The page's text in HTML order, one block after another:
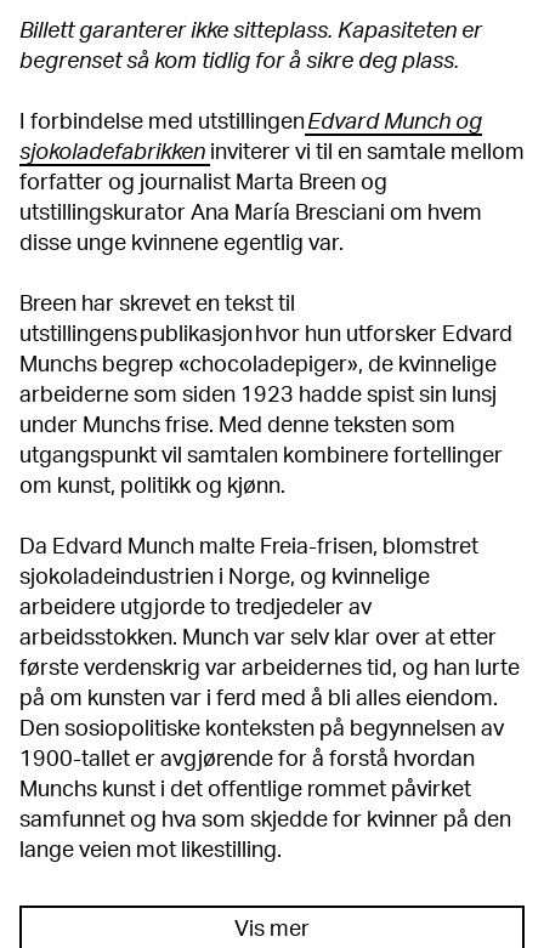
Billett garanterer ikke sitteplass. Kapasiteten er
begrenset så kom tidlig for å sikre deg plass.
I forbindelse med utstillingenEdvard Munch og
sjokoladefabrikken inviterer vi til en samtale mellom
forfatter og journalist Marta Breen og
utstillingskurator Ana María Bresciani om hvem
disse unge kvinnene egentlig var.
Breen har skrevet en tekst til
utstillingens publikasjon hvor hun utforsker Edvard
Munchs begrep «chocoladepiger», de kvinnelige
arbeiderne som siden 1923 hadde spist sin lunsj
under Munchs frise. Med denne teksten som
utgangspunkt vil samtalen kombinere fortellinger
om kunst, politikk og kjønn.
Da Edvard Munch malte Freia-frisen, blomstret
sjokoladeindustrien i Norge, og kvinnelige
arbeidere utgjorde to tredjedeler av
arbeidsstokken. Munch var selv klar over at etter
første verdenskrig var arbeidernes tid, og han lurte
på om kunsten var i ferd med å bli alles eiendom.
Den sosiopolitiske konteksten på begynnelsen av
1900-tallet er avgjørende for å forstå hvordan
Munchs kunst i det offentlige rommet påvirket
samfunnet og hva som skjedde for kvinner på den
lange veien mot likestilling.
Vis mer